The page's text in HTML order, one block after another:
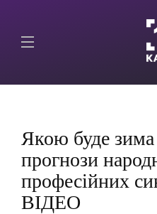
Якою буде
прогнози
професійних
ВІДЕО